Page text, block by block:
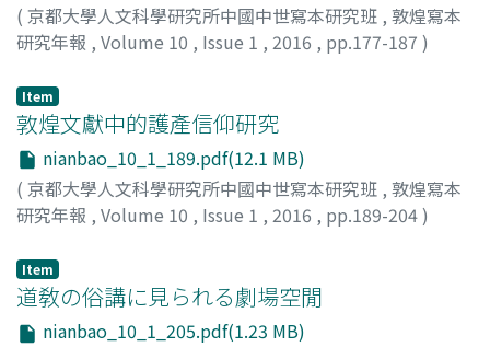
( 京都大學人文科學研究所中國中世寫本研究班 , 敦煌寫本
研究年報 , Volume 10 , Issue 1 , 2016 , pp.177-187 )
Item
敦煌文獻中的護產信仰研究
nianbao_10_1_189.pdf(12.1 MB)
( 京都大學人文科學研究所中國中世寫本研究班 , 敦煌寫本
研究年報 , Volume 10 , Issue 1 , 2016 , pp.189-204)
Item
道敎の俗講に見られる劇場空閒
nianbao_10_1_205.pdf(1.23 MB)